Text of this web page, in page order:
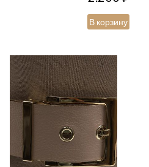
В корзину